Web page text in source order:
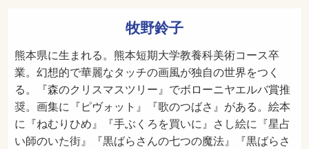
牧野鈴子
熊本県に生まれる。熊本短期大学教養科美術コース卒
業。幻想的で華麗なタッチの画風が独自の世界をつく
る。『森のクリスマスツリー』でボローニヤエルバ賞推
奨。画集に『ピヴォット』『歌のつばさ』がある。絵本
に『ねむりひめ』『手ぶくろを買いに』さし絵に『星占
い師のいた街』『黒ばらさんの七つの魔法』『黒ばらさ